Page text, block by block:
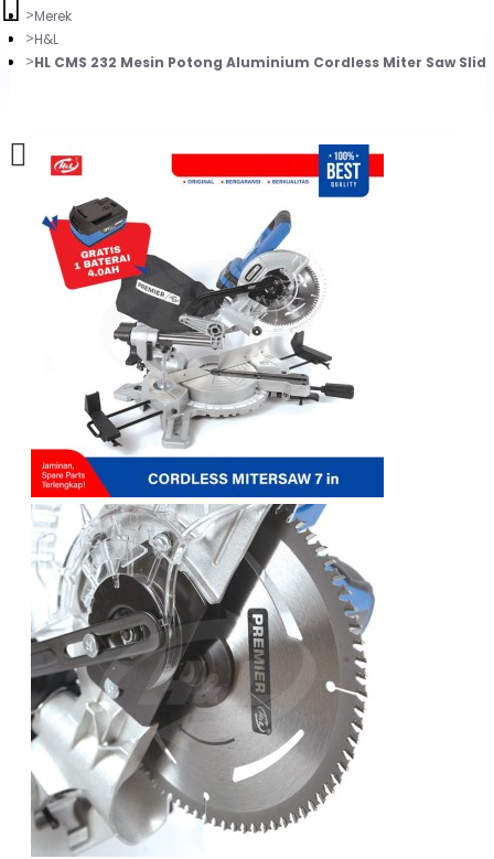
Daftar belanja Anda kosong!
Merek
H&L
HL CMS 232 Mesin Potong Aluminium Cordless Miter Saw